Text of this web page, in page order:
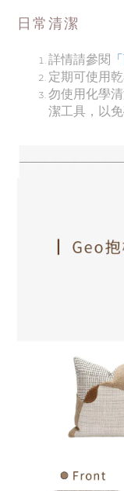
日常清潔
詳情請參閱
定期可使用
勿使用化學
潔工具，以免